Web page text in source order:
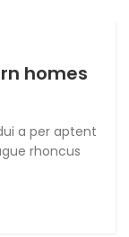
homes
a per aptent
rhoncus